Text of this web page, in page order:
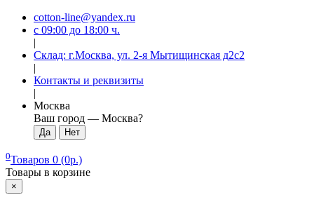
cotton-line@yandex.ru
с 09:00 до 18:00 ч.
|
Склад: г.Москва, ул. 2-я Мытищинская д2с2
|
Контакты и реквизиты
|
Москва
Ваш город — Москва?
0Товаров 0 (0р.)
Товары в корзине
×